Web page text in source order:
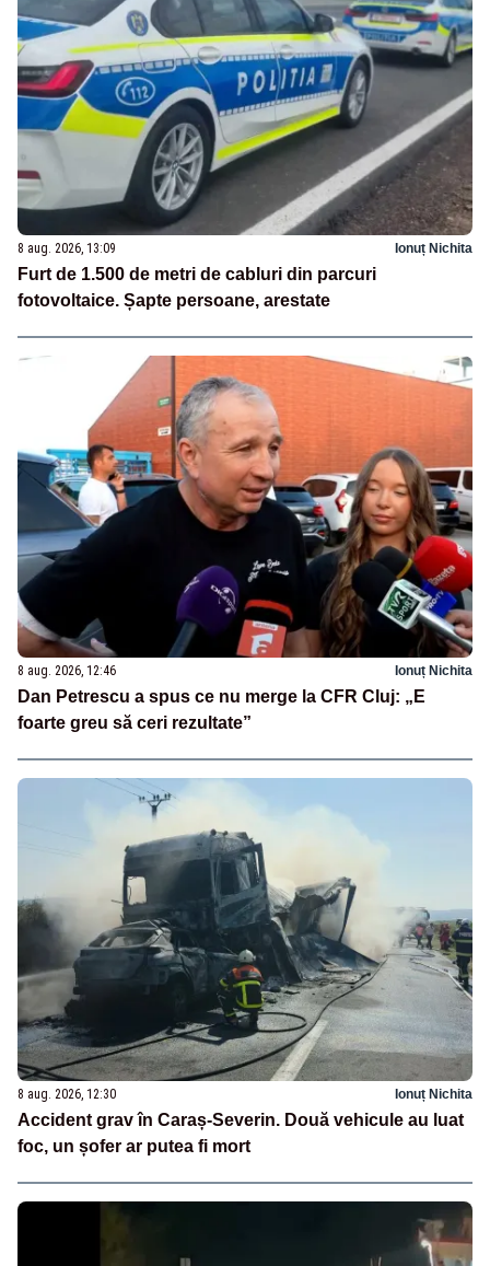
8 aug. 2026, 13:09 Ionuț Nichita
Furt de 1.500 de metri de cabluri din parcuri
fotovoltaice. Șapte persoane, arestate
8 aug. 2026, 12:46 Ionuț Nichita
Dan Petrescu a spus ce nu merge la CFR Cluj: „E
foarte greu să ceri rezultate”
8 aug. 2026, 12:30 Ionuț Nichita
Accident grav în Caraș-Severin. Două vehicule au luat
foc, un șofer ar putea fi mort